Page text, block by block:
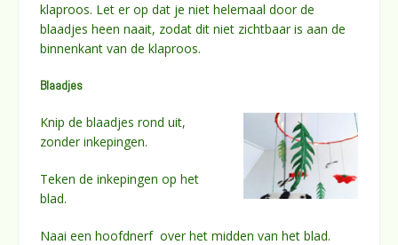
klaproos. Let er op dat je niet helemaal door de
blaadjes heen naait, zodat dit niet zichtbaar is aan de
binnenkant van de klaproos.
Blaadjes
Knip de blaadjes rond uit,
zonder inkepingen.
Teken de inkepingen op het
blad.
Naai een hoofdnerf over het midden van het blad.